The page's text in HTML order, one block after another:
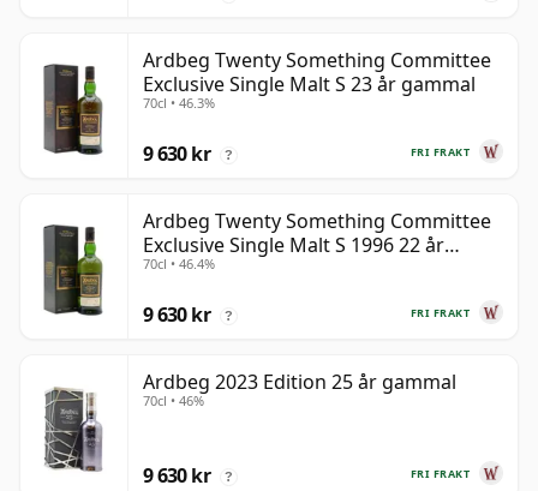
Ardbeg Twenty Something Committee
Exclusive Single Malt S 23 år gammal
70cl • 46.3%
FRI FRAKT
9 630 kr ?
Ardbeg Twenty Something Committee
Exclusive Single Malt S 1996 22 år
gammal
70cl • 46.4%
FRI FRAKT
9 630 kr ?
Ardbeg 2023 Edition 25 år gammal
70cl • 46%
FRI FRAKT
9 630 kr ?